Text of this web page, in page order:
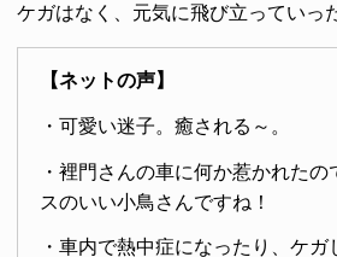
ケガはなく、元気に飛び立っていっ
【ネットの声】
・可愛い迷子。癒される～。
・裡門さんの車に何か惹かれた
スのいい小鳥さんですね！
・車内で熱中症になったり、ケガ